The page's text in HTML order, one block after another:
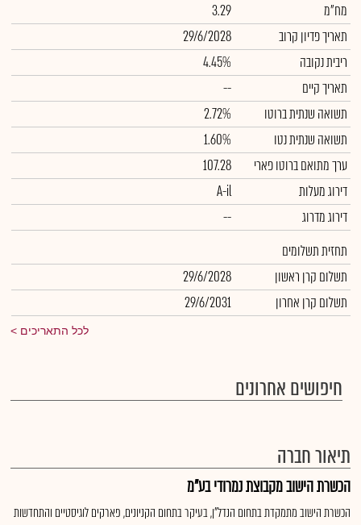
מח"מ
3.29
תאריך פדיון קרוב
29/6/2028
ריבית נקובה
4.45%
תאריך קיים
--
תשואה שנתית ברוטו
2.72%
תשואה שנתית נטו
1.60%
ערך מתואם ברוטו פארי
107.28
דירוג מעלות
A-il
דירוג מדרוג
--
תחזית תשלומים
תשלום קרן ראשון
29/6/2028
תשלום קרן אחרון
29/6/2031
לכל התאריכים
חיפושים אחרונים
תיאור חברה
הכשרת הישוב מקבוצת נמרודי בע"מ
הכשרת הישוב מתמקדת בתחום הנדל"ן, בעיקר בתחום הקניונים, פארקים לוגיסטיים והתחדשות